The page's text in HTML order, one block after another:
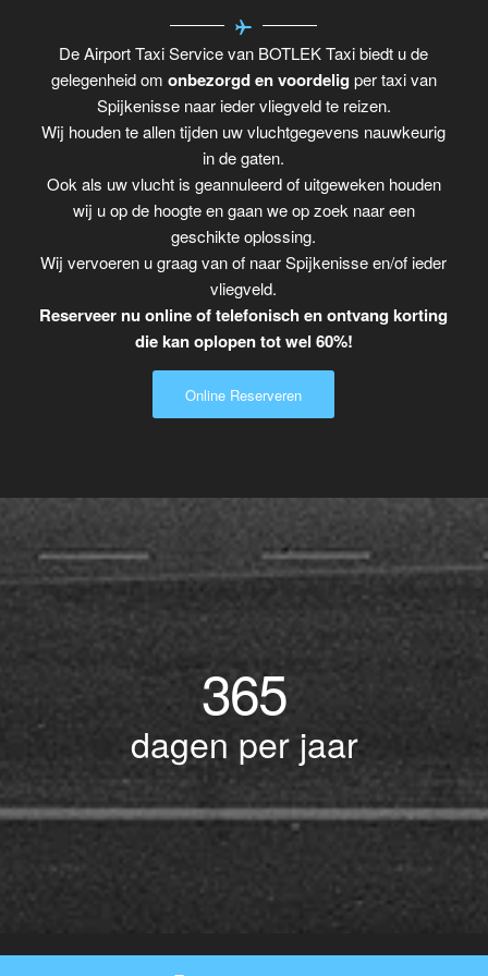
De Airport Taxi Service van BOTLEK Taxi biedt u de
gelegenheid om onbezorgd en voordelig per taxi van
Spijkenisse naar ieder vliegveld te reizen.
Wij houden te allen tijden uw vluchtgegevens nauwkeurig
in de gaten.
Ook als uw vlucht is geannuleerd of uitgeweken houden
wij u op de hoogte en gaan we op zoek naar een
geschikte oplossing.
Wij vervoeren u graag van of naar Spijkenisse en/of ieder
vliegveld.
Reserveer nu online of telefonisch en ontvang korting
die kan oplopen tot wel 60%!
Online Reserveren
365
dagen per jaar